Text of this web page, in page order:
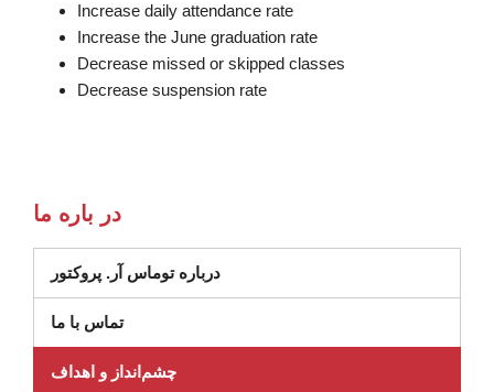
Increase daily attendance rate
Increase the June graduation rate
Decrease missed or skipped classes
Decrease suspension rate
در باره ما
درباره توماس آر. پروکتور
تماس با ما
چشم‌انداز و اهداف